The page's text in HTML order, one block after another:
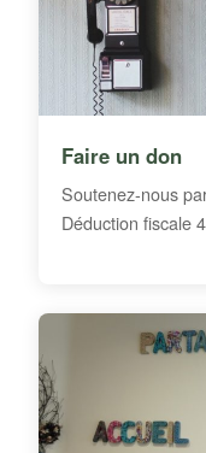
Faire un don
Soutenez-nous
Déduction fiscale